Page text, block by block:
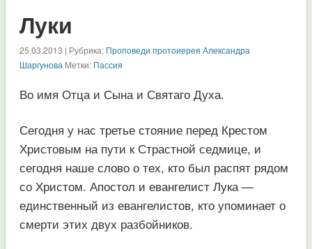
Луки
25.03.2013 | Рубрика: Проповеди протоиерея Александра
Шаргунова Метки: Пассия
Во имя Отца и Сына и Святаго Духа.
Сегодня у нас третье стояние перед Крестом
Христовым на пути к Страстной седмице, и
сегодня наше слово о тех, кто был распят рядом
со Христом. Апостол и евангелист Лука —
единственный из евангелистов, кто упоминает о
смерти этих двух разбойников.